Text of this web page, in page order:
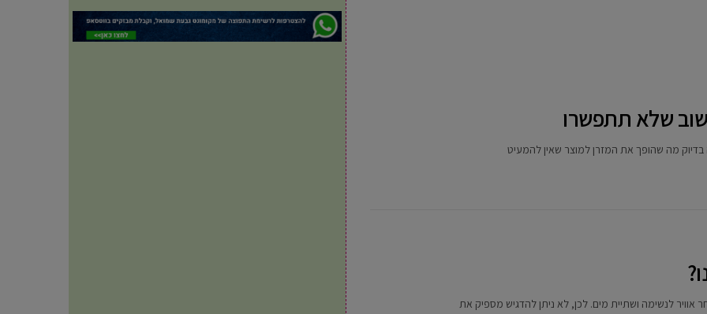
שלא תתפשרו
בדיוק מה שהופך את המזרן למוצר שאין להמעיט
אוויר לנשימה ושתיית מים. לכן, לא ניתן להדגיש מספיק את